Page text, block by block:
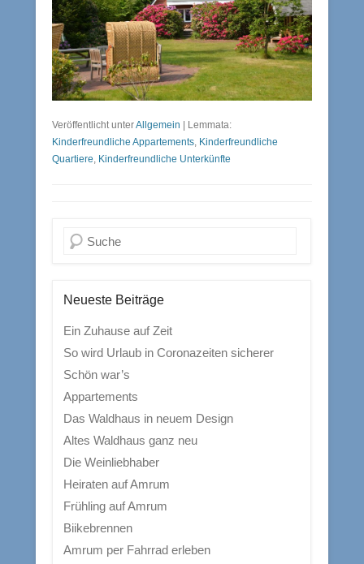
Veröffentlicht unterAllgemein
Lemmata:
Kinderfreundliche Appartements, Kinderfreundliche
Quartiere, Kinderfreundliche Unterkünfte
Suchen
Neueste Beiträge
Ein Zuhause auf Zeit
So wird Urlaub in Coronazeiten sicherer
Schön war’s
Appartements
Das Waldhaus in neuem Design
Altes Waldhaus ganz neu
Die Weinliebhaber
Heiraten auf Amrum
Frühling auf Amrum
Biikebrennen
Amrum per Fahrrad erleben